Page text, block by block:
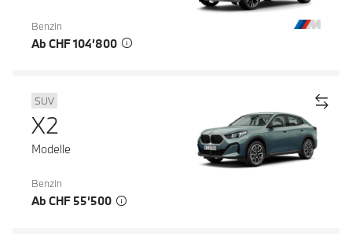
Benzin
Ab CHF 104’800
SUV
X2
Modelle
Benzin
Ab CHF 55’500